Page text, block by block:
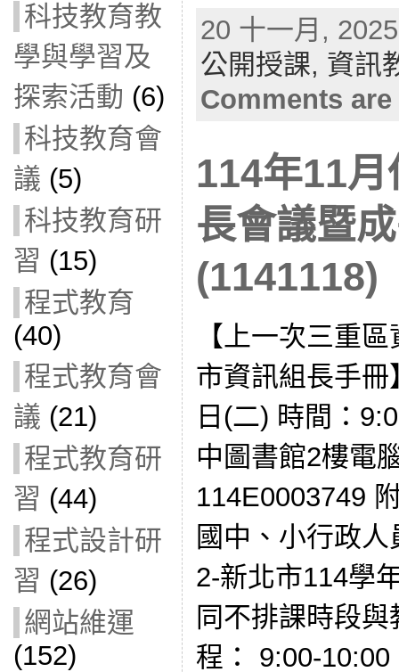
科技教育教
學與學習及
探索活動 (6)
科技教育會
議 (5)
科技教育研
習 (15)
程式教育
(40)
程式教育會
議 (21)
程式教育研
習 (44)
程式設計研
習 (26)
網站維運
(152)
20 十一月,
公開授課, 資訊
Comments
114年11
長會議暨
(1141118)
【上一次三重
市資訊組長手
日(二) 時間：
中圖書館2樓電
114E0003749
國中、小行政
2-新北市114學
同不排課時段
程： 9:00-